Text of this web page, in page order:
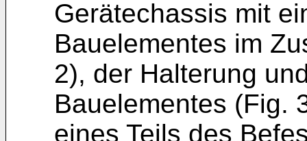
Gerätechassis mit
Bauelementes im
2), der Halterung
Bauelementes (Fig.
eines Teils des